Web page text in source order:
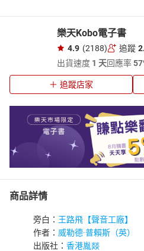
樂天Kobo電子書
4.9 (2188) 追蹤
出貨速度 1 天回應率
追蹤店家
商品詳情
旁白： 王路飛【聲音工廠】
作者： 威勒德·普賴斯（英）
出版社： 香港胤燚